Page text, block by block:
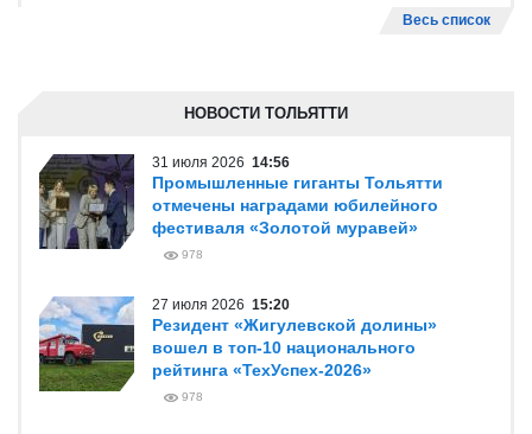
Весь список
НОВОСТИ ТОЛЬЯТТИ
31 июля 2026 14:56
Промышленные гиганты Тольятти
отмечены наградами юбилейного
фестиваля «Золотой муравей»
978
27 июля 2026 15:20
Резидент «Жигулевской долины»
вошел в топ-10 национального
рейтинга «ТехУспех-2026»
978